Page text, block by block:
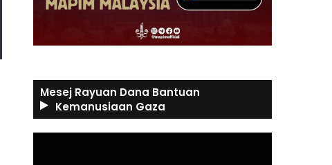
Mesej Rayuan Dana Bantuan
Kemanusiaan Gaza